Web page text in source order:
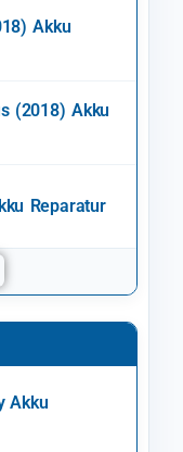
Akku
(2018) Akku
Reparatur
Akku